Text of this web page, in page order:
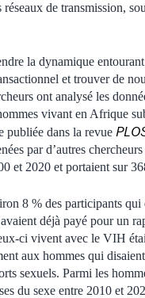
réseaux de transmission,
la dynamique
et trouver de
ont analysé les
vivant en Afrique
publiée dans la revue
par d’autres
et 2020 et portaient sur
8 % des participants qui
déjà payé pour un
ci vivent avec le VIH
aux hommes qui
sexuels. Parmi les
du sexe entre 2010 et